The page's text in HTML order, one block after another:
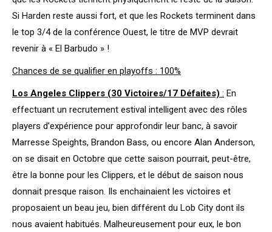
Si Harden reste aussi fort, et que les Rockets terminent dans
le top 3/4 de la conférence Ouest, le titre de MVP devrait
revenir à « El Barbudo » !
Chances de se qualifier en playoffs : 100%
Los Angeles Clippers (30 Victoires/17 Défaites) : En
effectuant un recrutement estival intelligent avec des rôles
players d’expérience pour approfondir leur banc, à savoir
Marresse Speights, Brandon Bass, ou encore Alan Anderson,
on se disait en Octobre que cette saison pourrait, peut-être,
être la bonne pour les Clippers, et le début de saison nous
donnait presque raison. Ils enchainaient les victoires et
proposaient un beau jeu, bien différent du Lob City dont ils
nous avaient habitués. Malheureusement pour eux, le bon